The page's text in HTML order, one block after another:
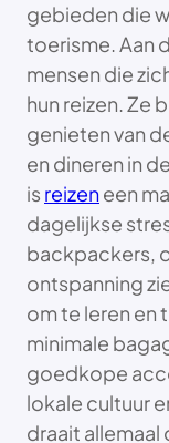
gebieden die
toerisme. Aan
mensen die
hun reizen. Ze
genieten van
en dineren in
is reizeneen
dagelijkse
backpackers,
ontspanning
om te leren en
minimale
goedkope
lokale cultuur
draait allemaal